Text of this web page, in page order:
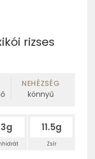
rizses
NEHÉZSÉG
könnyű
11.5g
Zsír